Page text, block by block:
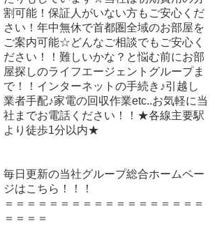
割可能！保証人がいない方もご安心くだ
さい！年中無休で首都圏全域のお部屋を
ご案内可能☆どんなご相談でもご安心く
ださい！！難しいかな？と悩む前にお部
屋探しのライフエージェントグループま
で！！インターネットの手続き♪引越し
業者手配♪家電の回収作業etc..お気軽に当
社までお電話ください！！★各線主要駅
より徒歩1分以内★
毎日更新の当社グループ総合ホームペー
ジはこちら！！！
＝＝＝＝＝＝＝＝＝＝＝＝＝＝＝＝＝＝
＝＝＝＝